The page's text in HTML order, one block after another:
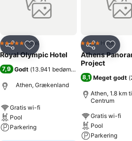
Del Føj til favoritter
5 StjernerHotel
Royal Olympic Hotel
7,9 Godt (13.941 bedømmelser
Athen, Grækenland
Gratis wi-fi
Pool
Parkering
Del Føj
4 StjernerHotel
Athens
Project
8,1 Meget godt (
Athen, 1.8 km
Centrum
Gratis wi-fi
Pool
Parkering